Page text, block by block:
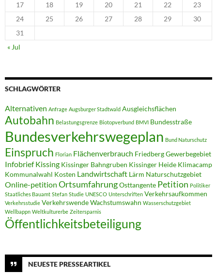
17
18 19 20 21 22
23
24
25 26 27 28 29
30
31
« Jul
SCHLAGWÖRTER
Alternativen Anfrage Augsburger Stadtwald Ausgleichsflächen
Autobahn Belastungsgrenze Biotopverbund BMVI Bundesstraße
Bundesverkehrswegeplan Bund Naturschutz
Einspruch Florian Flächenverbrauch FriedbergGewerbegebiet
Infobrief Kissing Kissinger Bahngruben Kissinger Heide Klimacamp
Kommunalwahl Kosten Landwirtschaft Lärm Naturschutzgebiet
Online-petition OrtsumfahrungOsttangente Petition Politiker
Staatliches Bauamt Stefan Studie UNESCO Unterschriften Verkehrsaufkommen
Verkehrsstudie VerkehrswendeWachstumswahn Wasserschutzgebiet
Wellbappn Weltkulturerbe Zeitersparnis
Öffentlichkeitsbeteiligung
NEUESTE PRESSEARTIKEL